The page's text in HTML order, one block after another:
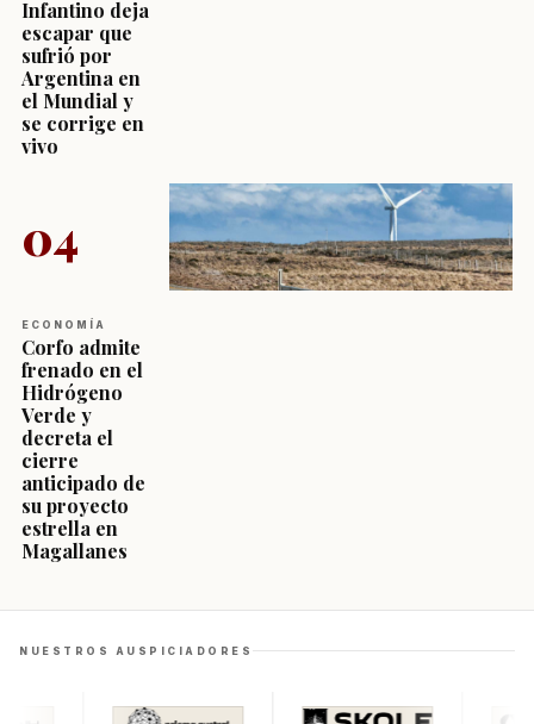
Infantino deja
escapar que
sufrió por
Argentina en
el Mundial y
se corrige en
vivo
04
ECONOMÍA
Corfo admite
frenado en el
Hidrógeno
Verde y
decreta el
cierre
anticipado de
su proyecto
estrella en
Magallanes
NUESTROS AUSPICIADORES